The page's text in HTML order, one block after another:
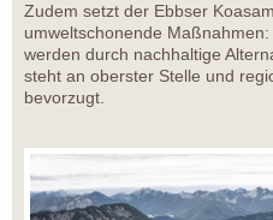
Zudem setzt der Ebbser
umweltschonende
werden durch nachhaltige
steht an oberster Stelle und
bevorzugt.